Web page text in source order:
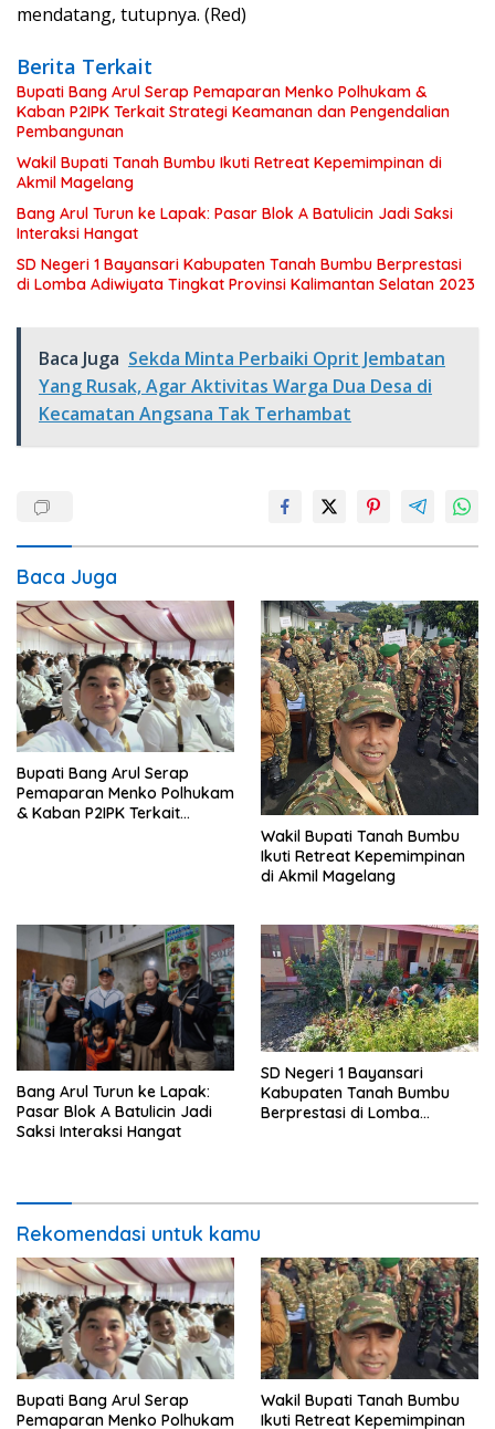
mendatang, tutupnya. (Red)
Berita Terkait
Bupati Bang Arul Serap Pemaparan Menko Polhukam &
Kaban P2IPK Terkait Strategi Keamanan dan Pengendalian
Pembangunan
Wakil Bupati Tanah Bumbu Ikuti Retreat Kepemimpinan di
Akmil Magelang
Bang Arul Turun ke Lapak: Pasar Blok A Batulicin Jadi Saksi
Interaksi Hangat
SD Negeri 1 Bayansari Kabupaten Tanah Bumbu Berprestasi
di Lomba Adiwiyata Tingkat Provinsi Kalimantan Selatan 2023
Baca Juga Sekda Minta Perbaiki Oprit Jembatan
Yang Rusak, Agar Aktivitas Warga Dua Desa di
Kecamatan Angsana Tak Terhambat
Baca Juga
Bupati Bang Arul Serap
Pemaparan Menko Polhukam
& Kaban P2IPK Terkait
Wakil Bupati Tanah Bumbu
Ikuti Retreat Kepemimpinan
di Akmil Magelang
Bang Arul Turun ke Lapak:
Pasar Blok A Batulicin Jadi
Saksi Interaksi Hangat
SD Negeri 1 Bayansari
Kabupaten Tanah Bumbu
Berprestasi di Lomba
Rekomendasi untuk kamu
Bupati Bang Arul Serap
Pemaparan Menko Polhukam
Wakil Bupati Tanah Bumbu
Ikuti Retreat Kepemimpinan